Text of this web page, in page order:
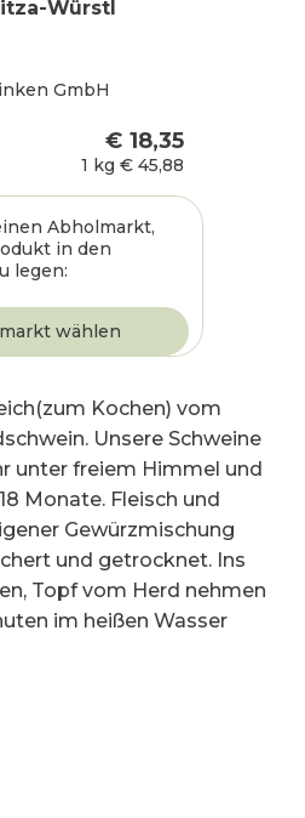
Würstl
GmbH
€ 18,35
1 kg € 45,88
Abholmarkt,
in den
legen:
Kochen) vom
Unsere Schweine
unter freiem Himmel und
Monate. Fleisch und
Gewürzmischung
und getrocknet. Ins
Topf vom Herd nehmen
im heißen Wasser